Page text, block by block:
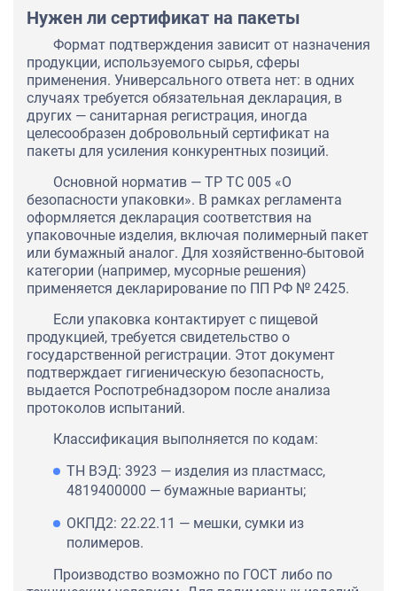
Нужен ли сертификат на пакеты
Формат подтверждения зависит от назначения
продукции, используемого сырья, сферы
применения. Универсального ответа нет: в одних
случаях требуется обязательная декларация, в
других — санитарная регистрация, иногда
целесообразен добровольный сертификат на
пакеты для усиления конкурентных позиций.
Основной норматив — ТР ТС 005 «О
безопасности упаковки». В рамках регламента
оформляется декларация соответствия на
упаковочные изделия, включая полимерный пакет
или бумажный аналог. Для хозяйственно-бытовой
категории (например, мусорные решения)
применяется декларирование по ПП РФ № 2425.
Если упаковка контактирует с пищевой
продукцией, требуется свидетельство о
государственной регистрации. Этот документ
подтверждает гигиеническую безопасность,
выдается Роспотребнадзором после анализа
протоколов испытаний.
Классификация выполняется по кодам:
ТН ВЭД: 3923 — изделия из пластмасс,
4819400000 — бумажные варианты;
ОКПД2: 22.22.11 — мешки, сумки из
полимеров.
Производство возможно по ГОСТ либо по